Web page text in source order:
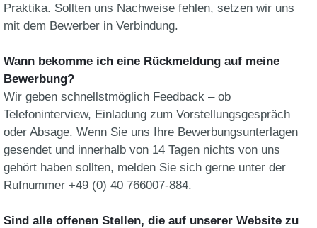
Praktika. Sollten uns Nachweise fehlen, setzen wir uns
mit dem Bewerber in Verbindung.
Wann bekomme ich eine Rückmeldung auf meine
Bewerbung?
Wir geben schnellstmöglich Feedback – ob
Telefoninterview, Einladung zum Vorstellungsgespräch
oder Absage. Wenn Sie uns Ihre Bewerbungsunterlagen
gesendet und innerhalb von 14 Tagen nichts von uns
gehört haben sollten, melden Sie sich gerne unter der
Rufnummer +49 (0) 40 766007-884.
Sind alle offenen Stellen, die auf unserer Website zu